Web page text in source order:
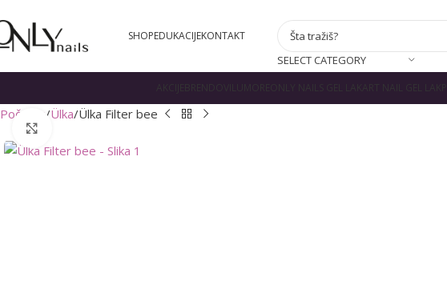
SHOPEDUKACIJEKONTAKT
SELECT CATEGORY
BRENDOVI LUMORE ONLY NAILS GEL LAK ART NAIL GEL LAK
Početna Ülka Ülka Filter bee